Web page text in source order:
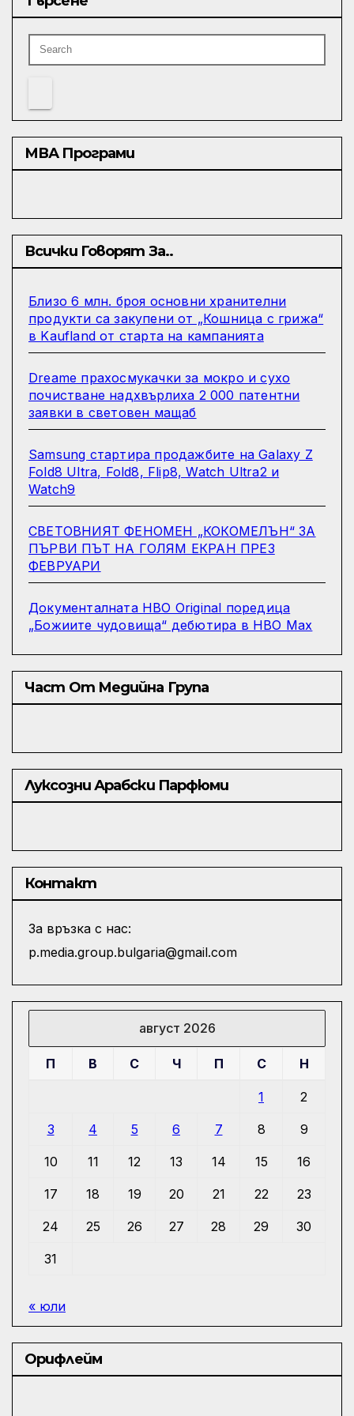
МВА Програми
Всички Говорят За..
Близо 6 млн. броя основни хранителни
продукти са закупени от „Кошница с грижа“
в Kaufland от старта на кампанията
Dreame прахосмукачки за мокро и сухо
почистване надхвърлиха 2 000 патентни
заявки в световен мащаб
Samsung стартира продажбите на Galaxy Z
Fold8 Ultra, Fold8, Flip8, Watch Ultra2 и
Watch9
СВЕТОВНИЯТ ФЕНОМЕН „КОКОМЕЛЪН“ ЗА
ПЪРВИ ПЪТ НА ГОЛЯМ ЕКРАН ПРЕЗ
ФЕВРУАРИ
Документалната HBO Original поредица
„Божиите чудовища“ дебютира в HBO Max
Част От Медийна Група
Луксозни Арабски Парфюми
Контакт
За връзка с нас:
p.media.group.bulgaria@gmail.com
август 2026
П В С Ч П С Н
1 2
3 4 5 6 7 8 9
10 11 12 13 14 15 16
17 18 19 20 21 22 23
24 25 26 27 28 29 30
31
« юли
Орифлейм